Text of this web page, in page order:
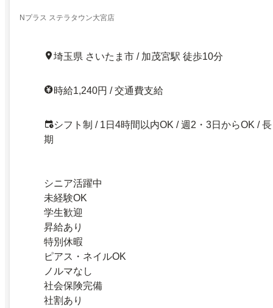
Nプラス ステラタウン大宮店
埼玉県 さいたま市 / 加茂宮駅 徒歩10分
時給1,240円 / 交通費支給
シフト制 / 1日4時間以内OK / 週2・3日からOK / 長
期
シニア活躍中
未経験OK
学生歓迎
昇給あり
特別休暇
ピアス・ネイルOK
ノルマなし
社会保険完備
社割あり